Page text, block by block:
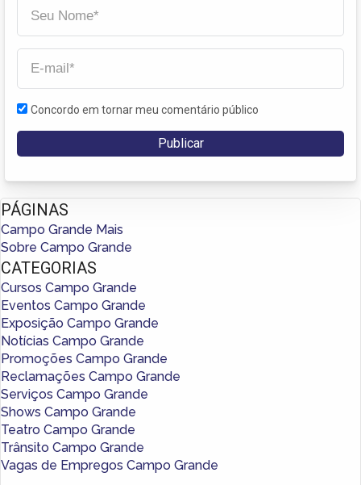
Concordo em tornar meu comentário público
PÁGINAS
Campo Grande Mais
Sobre Campo Grande
CATEGORIAS
Cursos Campo Grande
Eventos Campo Grande
Exposição Campo Grande
Notícias Campo Grande
Promoções Campo Grande
Reclamações Campo Grande
Serviços Campo Grande
Shows Campo Grande
Teatro Campo Grande
Trânsito Campo Grande
Vagas de Empregos Campo Grande